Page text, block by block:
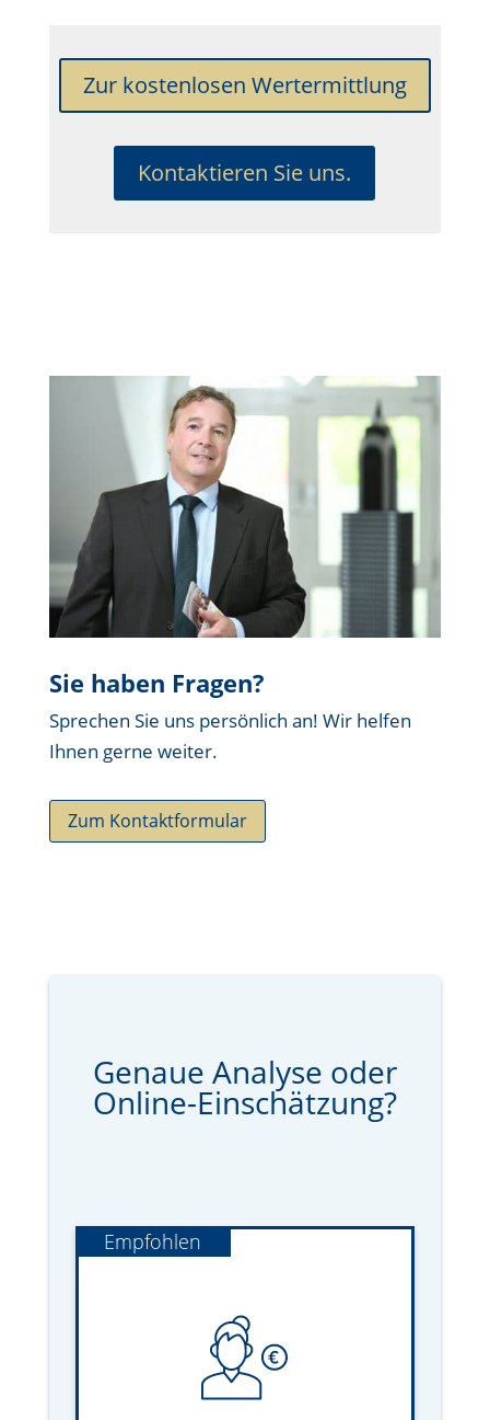
Zur kostenlosen Wertermittlung
Kontaktieren Sie uns.
Sie haben Fragen?
Sprechen Sie uns persönlich an! Wir helfen
Ihnen gerne weiter.
Zum Kontaktformular
Genaue Analyse oder
Online-Einschätzung?
Empfohlen